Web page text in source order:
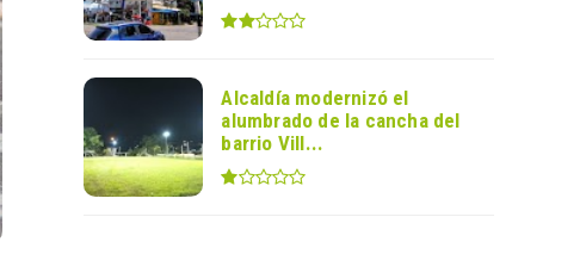
Alcaldía modernizó el
alumbrado de la cancha del
barrio Vill...